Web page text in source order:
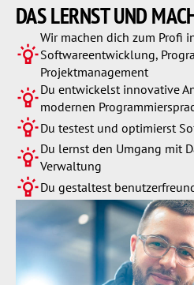
DAS LERNST UND
Wir machen dich zum Profi
Softwareentwicklung,
Projektmanagement
Du entwickelst innovative
modernen
Du testest und optimierst
Du lernst den Umgang mit
Verwaltung
Du gestaltest